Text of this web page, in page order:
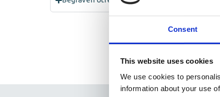
Consent
This website uses cookies
We use cookies to
information about your use